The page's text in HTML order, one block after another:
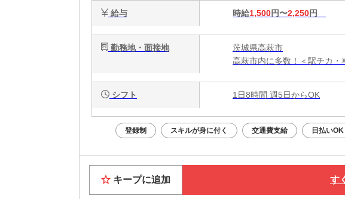
給与 時給1,500円〜2,250円
勤務地・面接地
茨城県高萩市
高萩市内に多数！＜駅チカ・
シフト 1日8時間 週5日からOK
登録制 スキルが身に付く 交通費支給 日払いOK
キープに追加 す